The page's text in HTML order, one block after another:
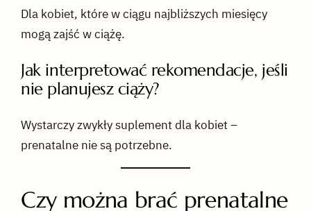
Dla kobiet, które w ciągu najbliższych miesięcy
mogą zajść w ciążę.
Jak interpretować rekomendacje, jeśli
nie planujesz ciąży?
Wystarczy zwykły suplement dla kobiet –
prenatalne nie są potrzebne.
Czy można brać prenatalne